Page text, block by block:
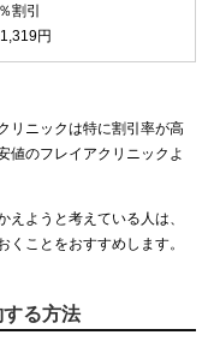
割引
円
リニックは特に割引率が高
値のフレイアクリニックよ
ようと考えている人は、
ことをおすすめします。
る方法